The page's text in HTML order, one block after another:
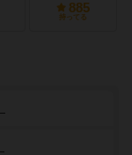
885
持ってる